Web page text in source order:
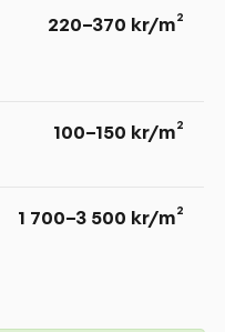
220–370 kr/m²
100–150 kr/m²
1 700–3 500 kr/m²